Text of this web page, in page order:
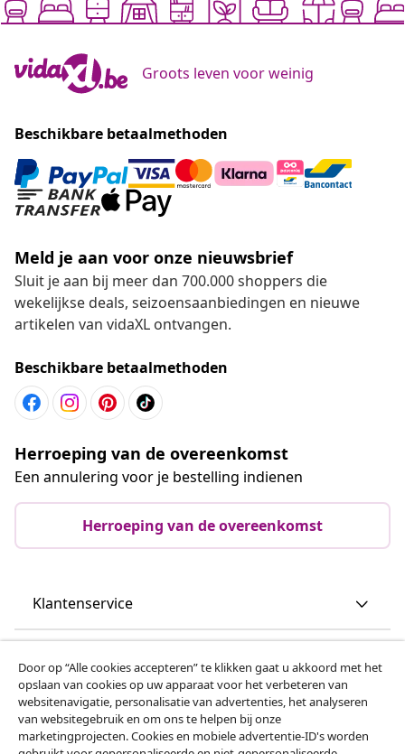
Groots leven voor weinig
Beschikbare betaalmethoden
Meld je aan voor onze nieuwsbrief
Sluit je aan bij meer dan 700.000 shoppers die
wekelijkse deals, seizoensaanbiedingen en nieuwe
artikelen van vidaXL ontvangen.
Beschikbare betaalmethoden
Herroeping van de overeenkomst
Een annulering voor je bestelling indienen
Herroeping van de overeenkomst
Klantenservice
vidaXL
Door op “Alle cookies accepteren” te klikken gaat u akkoord met het
opslaan van cookies op uw apparaat voor het verbeteren van
websitenavigatie, personalisatie van advertenties, het analyseren
van websitegebruik en om ons te helpen bij onze
marketingprojecten. Cookies en mobiele advertentie-ID's worden